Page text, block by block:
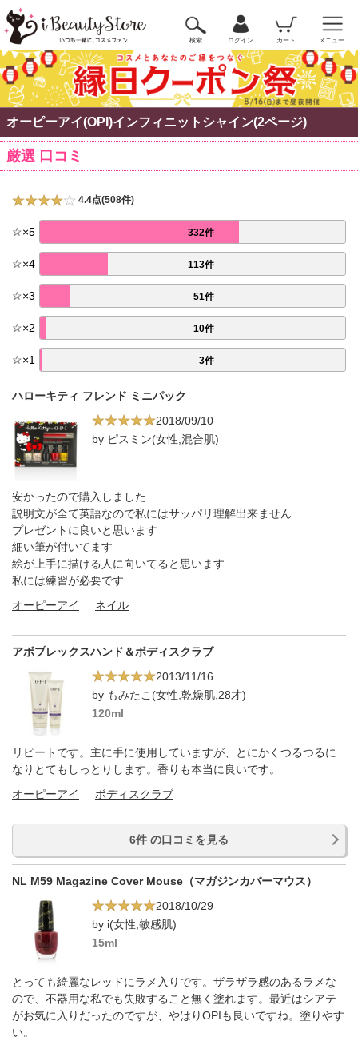
検索 ログイン カート メニュー
オーピーアイ(OPI)インフィニットシャイン(2ページ)
厳選 口コミ
4.4点(508件)
☆×5 332件
☆×4 113件
☆×3 51件
☆×2 10件
☆×1 3件
ハローキティ フレンド ミニパック
2018/09/10
by ピスミン(女性,混合肌)
安かったので購入しました
説明文が全て英語なので私にはサッパリ理解出来ません
プレゼントに良いと思います
細い筆が付いてます
絵が上手に描ける人に向いてると思います
私には練習が必要です
オーピーアイ
ネイル
アボプレックスハンド＆ボディスクラブ
2013/11/16
by もみたこ(女性,乾燥肌,28才)
120ml
リピートです。主に手に使用していますが、とにかくつるつるに
なりとてもしっとりします。香りも本当に良いです。
オーピーアイ
ボディスクラブ
6件 の口コミを見る
NL M59 Magazine Cover Mouse（マガジンカバーマウス）
2018/10/29
by i(女性,敏感肌)
15ml
とっても綺麗なレッドにラメ入りです。ザラザラ感のあるラメな
ので、不器用な私でも失敗すること無く塗れます。最近はシアテ
がお気に入りだったのですが、やはりOPIも良いですね。塗りやす
い。